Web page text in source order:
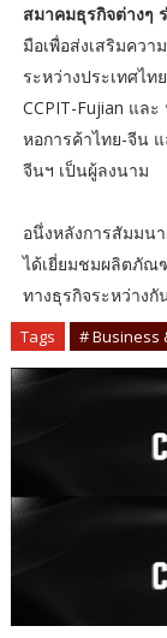
สมาคมธุรกิจต่างๆ
มือเพื่อส่งเสริมคว
ระหว่างประเทศไ
CCPIT-Fujian แล
หอการค้าไทย-จีน
จีนฯ เป็นผู้ลงนาม
อนึ่งหลังการสัมมน
ได้เยี่ยมชมผลิตภัณ
ทางธุรกิจระหว่างกั
Tags # Business